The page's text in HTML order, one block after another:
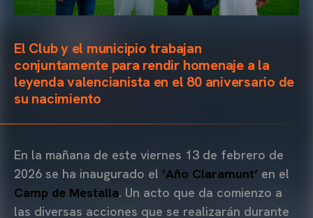
El Club y el municipio trabajan
conjuntamente para rendir homenaje a la
leyenda valencianista en el 80 aniversario de
su nacimiento
En la mañana de este viernes 13 de febrero de
2026 se ha inaugurado el ‘Año Claramunt’ en el
Camp de Mestalla. Un acto que da comienzo a
las diversas acciones que se realizarán durante